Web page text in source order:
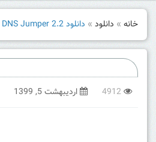
خانه » دانلود » دانلود DNS Jumper 2.2 ابزار تغییر دی ان اس در ویندوز
4912 اردیبهشت 5, 1399